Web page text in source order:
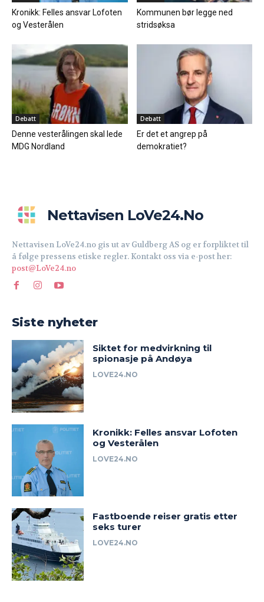
Kronikk: Felles ansvar Lofoten
og Vesterålen
Kommunen bør legge ned
stridsøksa
Debatt
Denne vesterålingen skal lede
MDG Nordland
Debatt
Er det et angrep på
demokratiet?
Nettavisen LoVe24.no
Nettavisen LoVe24.no gis ut av Guldberg AS og er forpliktet til
å følge pressens etiske regler. Kontakt oss via e-post her:
post@LoVe24.no
Siste nyheter
Siktet for medvirkning til
spionasje på Andøya
LOVE24.NO
Kronikk: Felles ansvar Lofoten
og Vesterålen
LOVE24.NO
Fastboende reiser gratis etter
seks turer
LOVE24.NO